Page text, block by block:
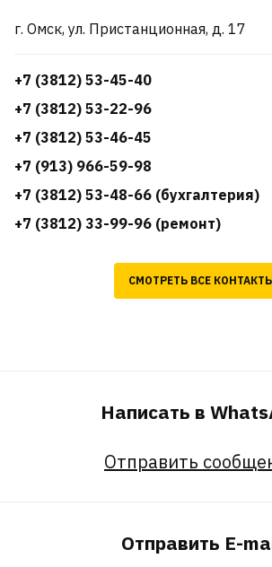
г. Омск, ул. Пристанционная, д. 17
+7 (3812) 53-45-40
+7 (3812) 53-22-96
+7 (3812) 53-46-45
+7 (913) 966-59-98
+7 (3812) 53-48-66 (бухгалтерия)
+7 (3812) 33-99-96 (ремонт)
СМОТРЕТЬ ВСЕ
Написать в
Отправить
Отправить E-